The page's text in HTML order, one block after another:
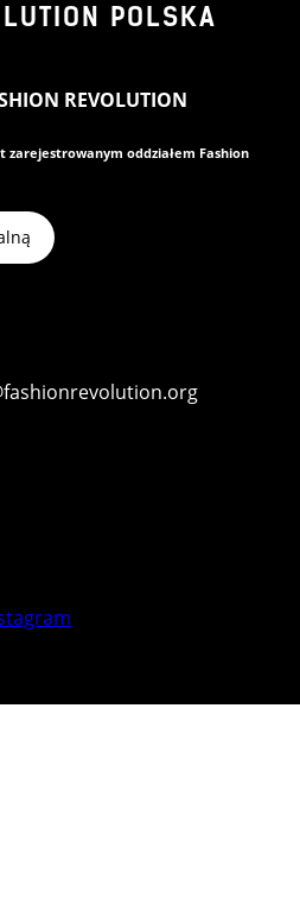
POLSKA
REVOLUTION
zarejestrowanym oddziałem Fashion